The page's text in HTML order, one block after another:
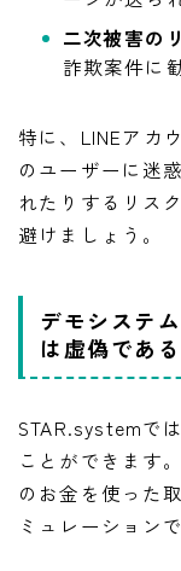
二次被害の
詐欺案件に
特に、LINEアカ
のユーザーに迷
れたりするリス
避けましょう。
デモシステ
は虚偽であ
STAR.systemで
ことができます
のお金を使った
ミュレーションで